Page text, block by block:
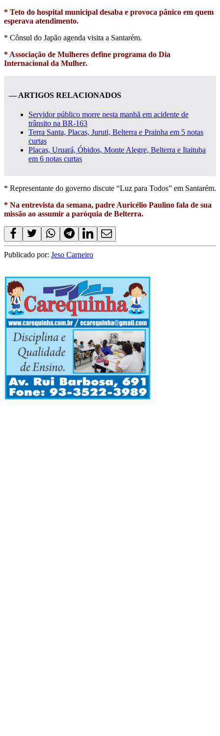
* Teto do hospital municipal desaba e provoca pânico em quem
esperava atendimento.
* Cônsul do Japão agenda visita a Santarém.
* Associação de Mulheres define programa do Dia
Internacional da Mulher.
— ARTIGOS RELACIONADOS
Servidor público morre nesta manhã em acidente de
trânsito na BR-163
Terra Santa, Placas, Juruti, Belterra e Prainha em 5 notas
curtas
Placas, Uruará, Óbidos, Monte Alegre, Belterra e Itaituba
em 6 notas curtas
* Representante do governo discute “Luz para Todos” em Santarém.
* Na entrevista da semana, padre Auricélio Paulino fala de sua
missão ao assumir a paróquia de Belterra.
Publicado por: Jeso Carneiro